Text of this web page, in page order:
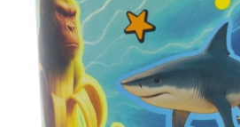
hviezdičiek.